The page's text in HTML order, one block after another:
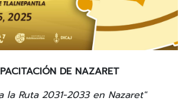
DE NAZARET
la Ruta 2031-2033 en Nazaret"